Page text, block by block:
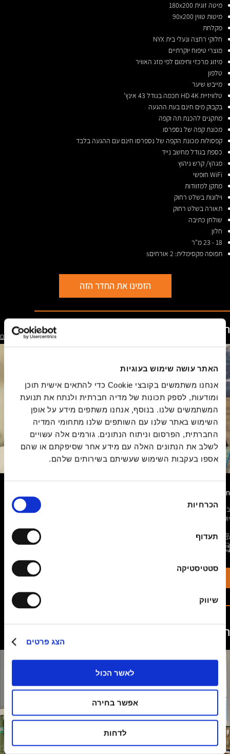
האתר עושה שימוש בעוגיות
אנחנו משתמשים בקובצי Cookie כדי להתאים אישית תוכן
ומודעות, לספק תכונות של מדיה חברתית ולנתח את תנועת
המשתמשים שלנו. בנוסף, אנחנו משתפים מידע על אופן
השימוש באתר שלנו עם השותפים שלנו מתחומי המדיה
החברתית, הפרסום וניתוח הנתונים. גורמים אלה עשויים
לשלב את הנתונים האלה עם מידע אחר שסיפקתם או שהם
אספו בעקבות השימוש שעשיתם בשירותים שלהם.
בחירת
הסכמה
הכרחיות
תעדוף
סטטיסטיקה
שיווק
הצג פרטים
לאשר הכול
אפשר בחירה
לדחות
מיטה זוגית 180x200
מיטות טווין 90x200
מקלחת
חלוקי רחצה ונעלי בית NYX
מוצרי טיפוח יוקרתיים
מיזוג מרכזי וחימום לפי מזג האוויר
טלפון
מייבש שיער
טלוויזיית HD 4K חכמה בגודל 43 אינץ'
בקבוק מים חינם בעת ההגעה
מתקנים להכנת תה וקפה
מכונת קפה של נספרסו
קפסולות מכונת הקפה של נספרסו חינם עם ההגעה בלבד
כספת בגודל מחשב נייד
מגהץ/ קרש גיהוץ
WiFi חופשי
מתקן למזוודות
וילונות בשלט רחוק
תאורה בשלט רחוק
שולחן כתיבה
חלון
18 - 23 מ"ר
תפוסה מקסימלית: 2 אורחיםs
הזמינו את החדר הזה
הצג חדרים נוספים ראו את כל החדרים
חדר יחיד STAR
בלו בנעימים בחדר יחיד, נוח וממוזג המעוצב למופת וכולל מיטה מפנקת במיוחד ומזרון
יוקרתי שיספק לכם תחושה של בית ושינה שלווה וטובה.
1 אורחים מקסימום
קראו עוד
הצעות מיוחדות